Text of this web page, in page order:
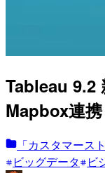
Tableau 9.2
Mapbox連携
「カスタマース
ビッグデータ
ビ